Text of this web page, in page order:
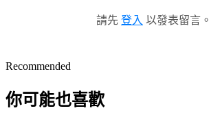
請先 登入 以發表留言。
Recommended
你可能也喜歡